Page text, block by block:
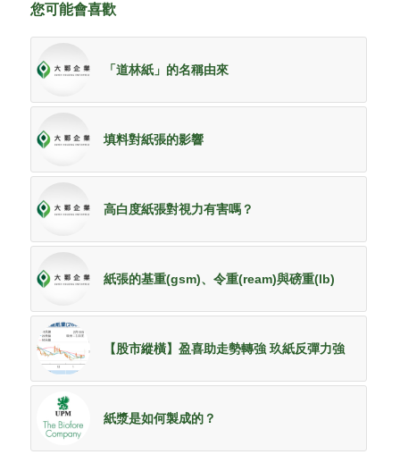
您可能會喜歡
「道林紙」的名稱由來
填料對紙張的影響
高白度紙張對視力有害嗎？
紙張的基重(gsm)、令重(ream)與磅重(lb)
【股市縱橫】盈喜助走勢轉強 玖紙反彈力強
紙漿是如何製成的？